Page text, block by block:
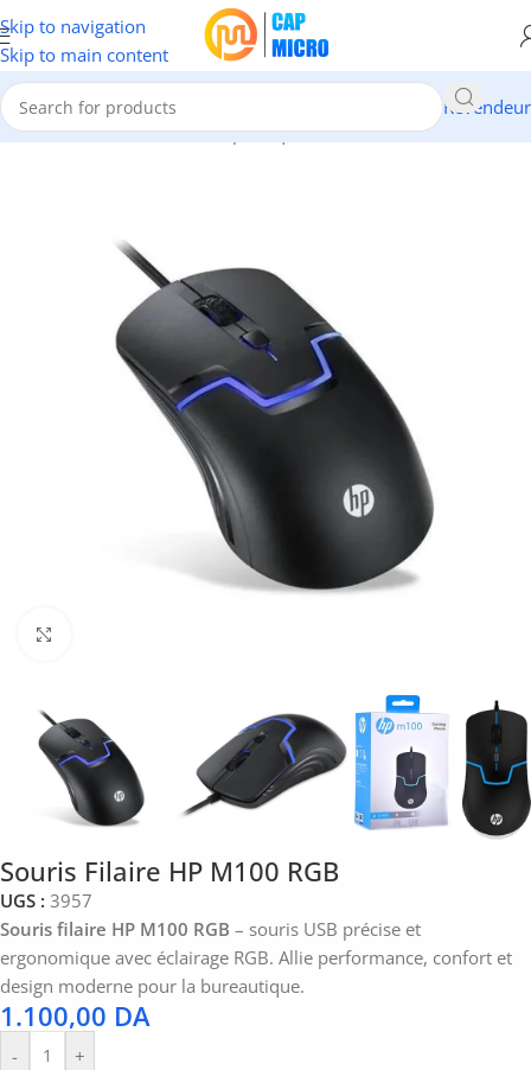
Skip to navigation
Skip to main content
Revendeur
Accueil/INFORMATIQUE/Périphériques/Claviers & Souris
Souris Filaire HP M100 RGB
UGS : 3957
Souris filaire HP M100 RGB – souris USB précise et
ergonomique avec éclairage RGB. Allie performance, confort et
design moderne pour la bureautique.
1.100,00 DA
- +